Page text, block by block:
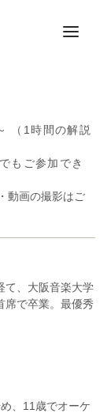
（1時間の解説
もご参加でき
動画の撮影はご
て、大阪音楽大学
席で卒業。最優秀
コンサートのソリ
研鑽を積む。
=ミヒャエル・エ
、11歳でオーケ